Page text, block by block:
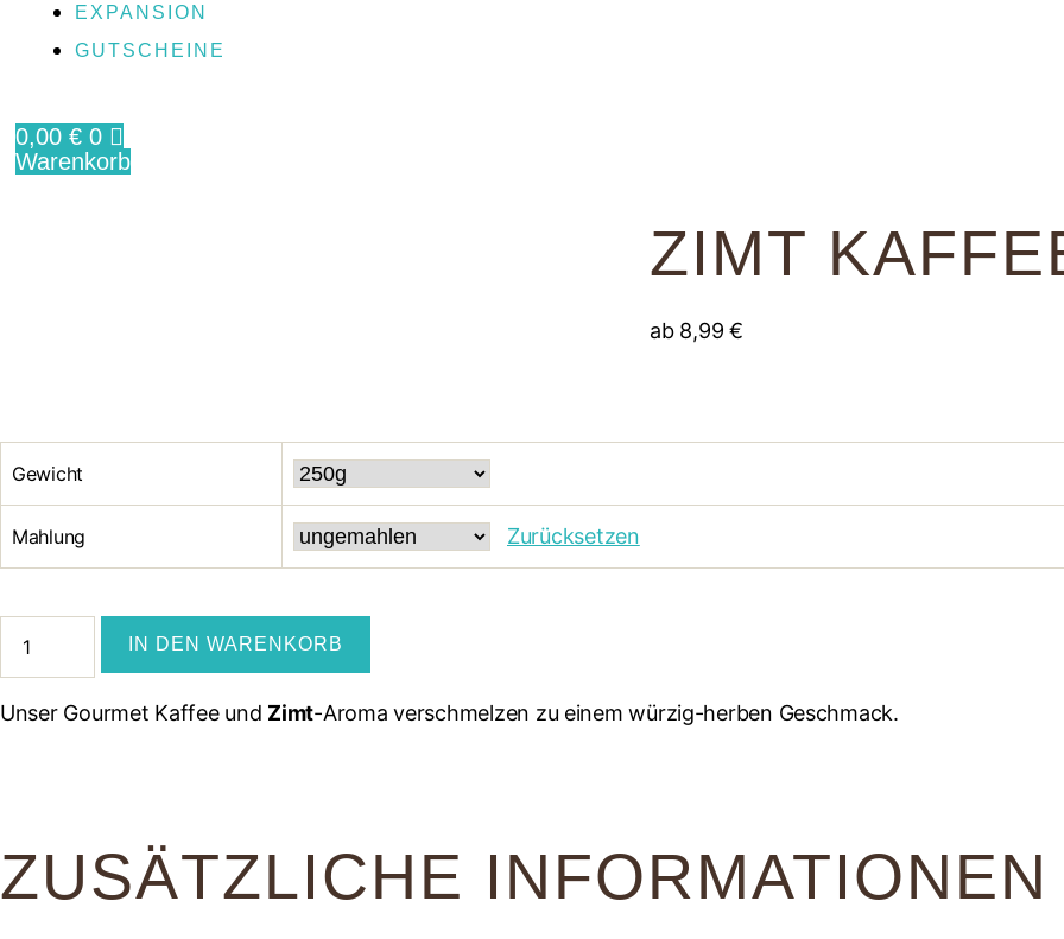
EXPANSION
GUTSCHEINE
0,00€ 0
Warenkorb
ZIMT
ab 8,99€
Gewicht
Mahlung Zurücksetzen
Kaffee
Menge
IN DEN WARENKORB
Unser Gourmet Kaffee und Zimt-Aroma verschmelzen zu einem würzig-herben Geschmack.
ZUSÄTZLICHE INFORMATIONEN